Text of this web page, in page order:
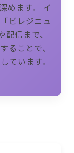
めます。 イ
ビレジニュ
信まで、
ることで、
ています。